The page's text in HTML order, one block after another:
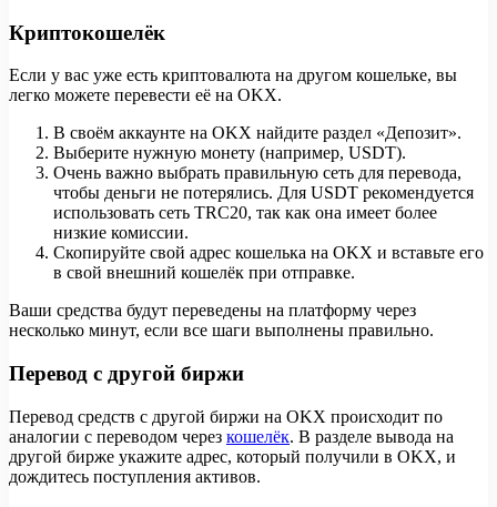
Криптокошелёк
Если у вас уже есть криптовалюта на другом кошельке, вы
легко можете перевести её на OKX.
В своём аккаунте на OKX найдите раздел «Депозит».
Выберите нужную монету (например, USDT).
Очень важно выбрать правильную сеть для перевода,
чтобы деньги не потерялись. Для USDT рекомендуется
использовать сеть TRC20, так как она имеет более
низкие комиссии.
Скопируйте свой адрес кошелька на OKX и вставьте его
в свой внешний кошелёк при отправке.
Ваши средства будут переведены на платформу через
несколько минут, если все шаги выполнены правильно.
Перевод с другой биржи
Перевод средств с другой биржи на OKX происходит по
аналогии с переводом через кошелёк. В разделе вывода на
другой бирже укажите адрес, который получили в OKX, и
дождитесь поступления активов.